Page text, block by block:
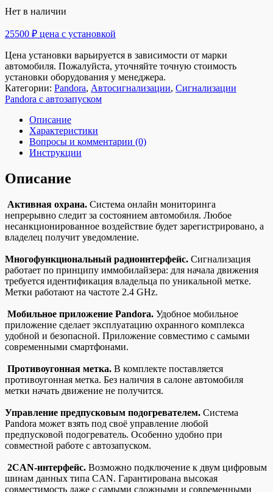
Нет в наличии
25500 ₽ цена с установкой
Цена установки варьируется в зависимости от марки
автомобиля. Пожалуйста, уточняйте точную стоимость
установки оборудования у менеджера.
Категории: Pandora, Автосигнализации, Сигнализации
Pandora с автозапуском
Описание
Характеристики
Вопросы и комментарии (0)
Инструкции
Описание
Активная охрана. Система онлайн мониторинга
непрерывно следит за состоянием автомобиля. Любое
несанкционированное воздействие будет зарегистрировано, а
владелец получит уведомление.
Многофункциональный радиоинтерфейс. Сигнализация
работает по принципу иммобилайзера: для начала движения
требуется идентификация владельца по уникальной метке.
Метки работают на частоте 2.4 GHz.
Мобильное приложение Pandora. Удобное мобильное
приложение сделает эксплуатацию охранного комплекса
удобной и безопасной. Приложение совместимо с самыми
современными смартфонами.
Противоугонная метка. В комплекте поставляется
противоугонная метка. Без наличия в салоне автомобиля
метки начать движение не получится.
Управление предпусковым подогревателем. Система
Pandora может взять под своё управление любой
предпусковой подогреватель. Особенно удобно при
совместной работе с автозапуском.
2CAN-интерфейс. Возможно подключение к двум цифровым
шинам данных типа CAN. Гарантирована высокая
совместимость даже с самыми сложными и современными